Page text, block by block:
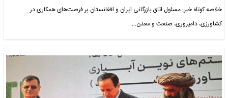
خلاصه کوتاه خبر: مسئول اتاق بازرگانی ایران و افغانستان بر فرصت‌های همکاری در
کشاورزی، دامپروری، صنعت و معدن…